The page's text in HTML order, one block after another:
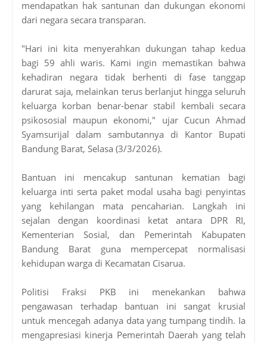
mendapatkan hak santunan dan dukungan ekonomi
dari negara secara transparan.
"Hari ini kita menyerahkan dukungan tahap kedua
bagi 59 ahli waris. Kami ingin memastikan bahwa
kehadiran negara tidak berhenti di fase tanggap
darurat saja, melainkan terus berlanjut hingga seluruh
keluarga korban benar-benar stabil kembali secara
psikososial maupun ekonomi," ujar Cucun Ahmad
Syamsurijal dalam sambutannya di Kantor Bupati
Bandung Barat, Selasa (3/3/2026).
Bantuan ini mencakup santunan kematian bagi
keluarga inti serta paket modal usaha bagi penyintas
yang kehilangan mata pencaharian. Langkah ini
sejalan dengan koordinasi ketat antara DPR RI,
Kementerian Sosial, dan Pemerintah Kabupaten
Bandung Barat guna mempercepat normalisasi
kehidupan warga di Kecamatan Cisarua.
Politisi Fraksi PKB ini menekankan bahwa
pengawasan terhadap bantuan ini sangat krusial
untuk mencegah adanya data yang tumpang tindih. Ia
mengapresiasi kinerja Pemerintah Daerah yang telah